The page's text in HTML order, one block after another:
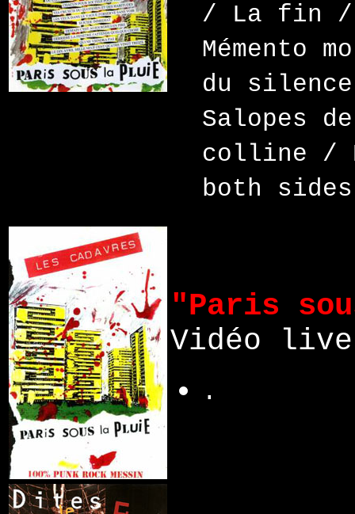
/ La fin /
Mémento
du
Salopes
colline /
both
"Paris
Vidéo
.